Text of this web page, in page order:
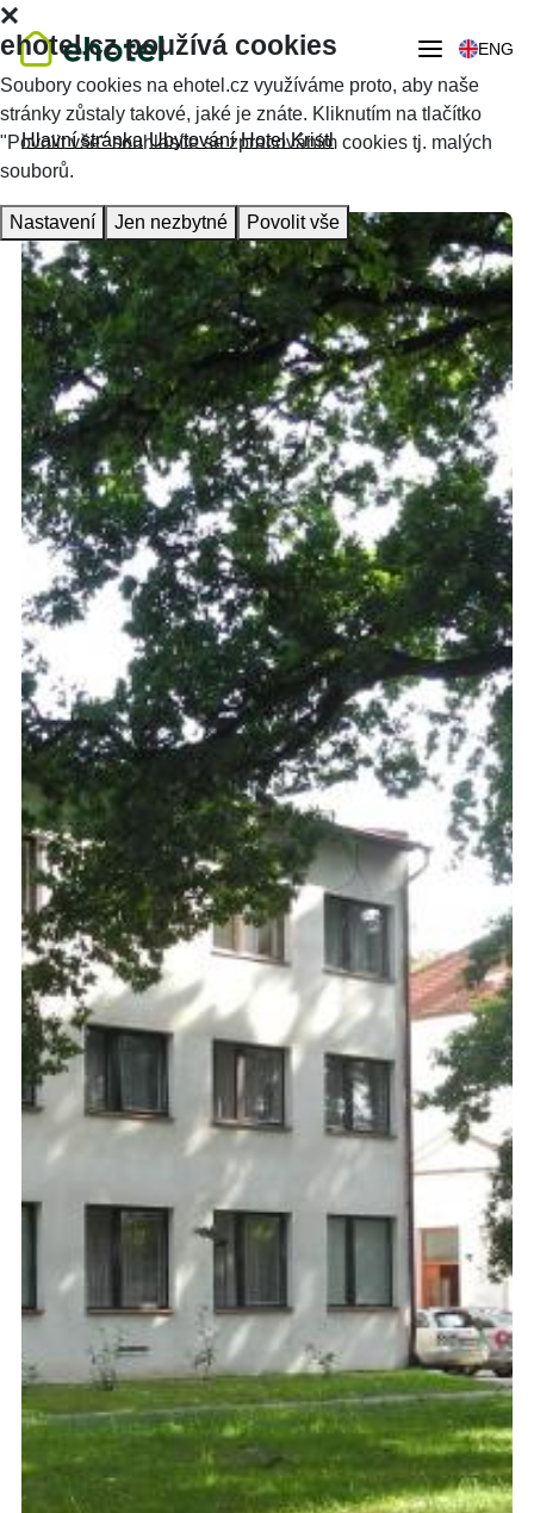
ENG
Hlavní stránka Ubytování Hotel Kristl
ehotel.cz používá cookies
Soubory cookies na ehotel.cz využíváme proto, aby naše
stránky zůstaly takové, jaké je znáte. Kliknutím na tlačítko
"Povolit vše" souhlasíte se zpracováním cookies tj. malých
souborů.
Nastavení Jen nezbytné Povolit vše